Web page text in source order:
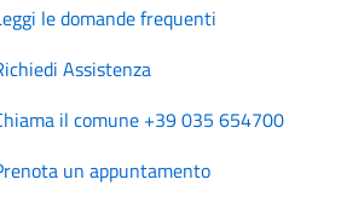
le domande frequenti
Assistenza
il comune +39 035 654700
un appuntamento